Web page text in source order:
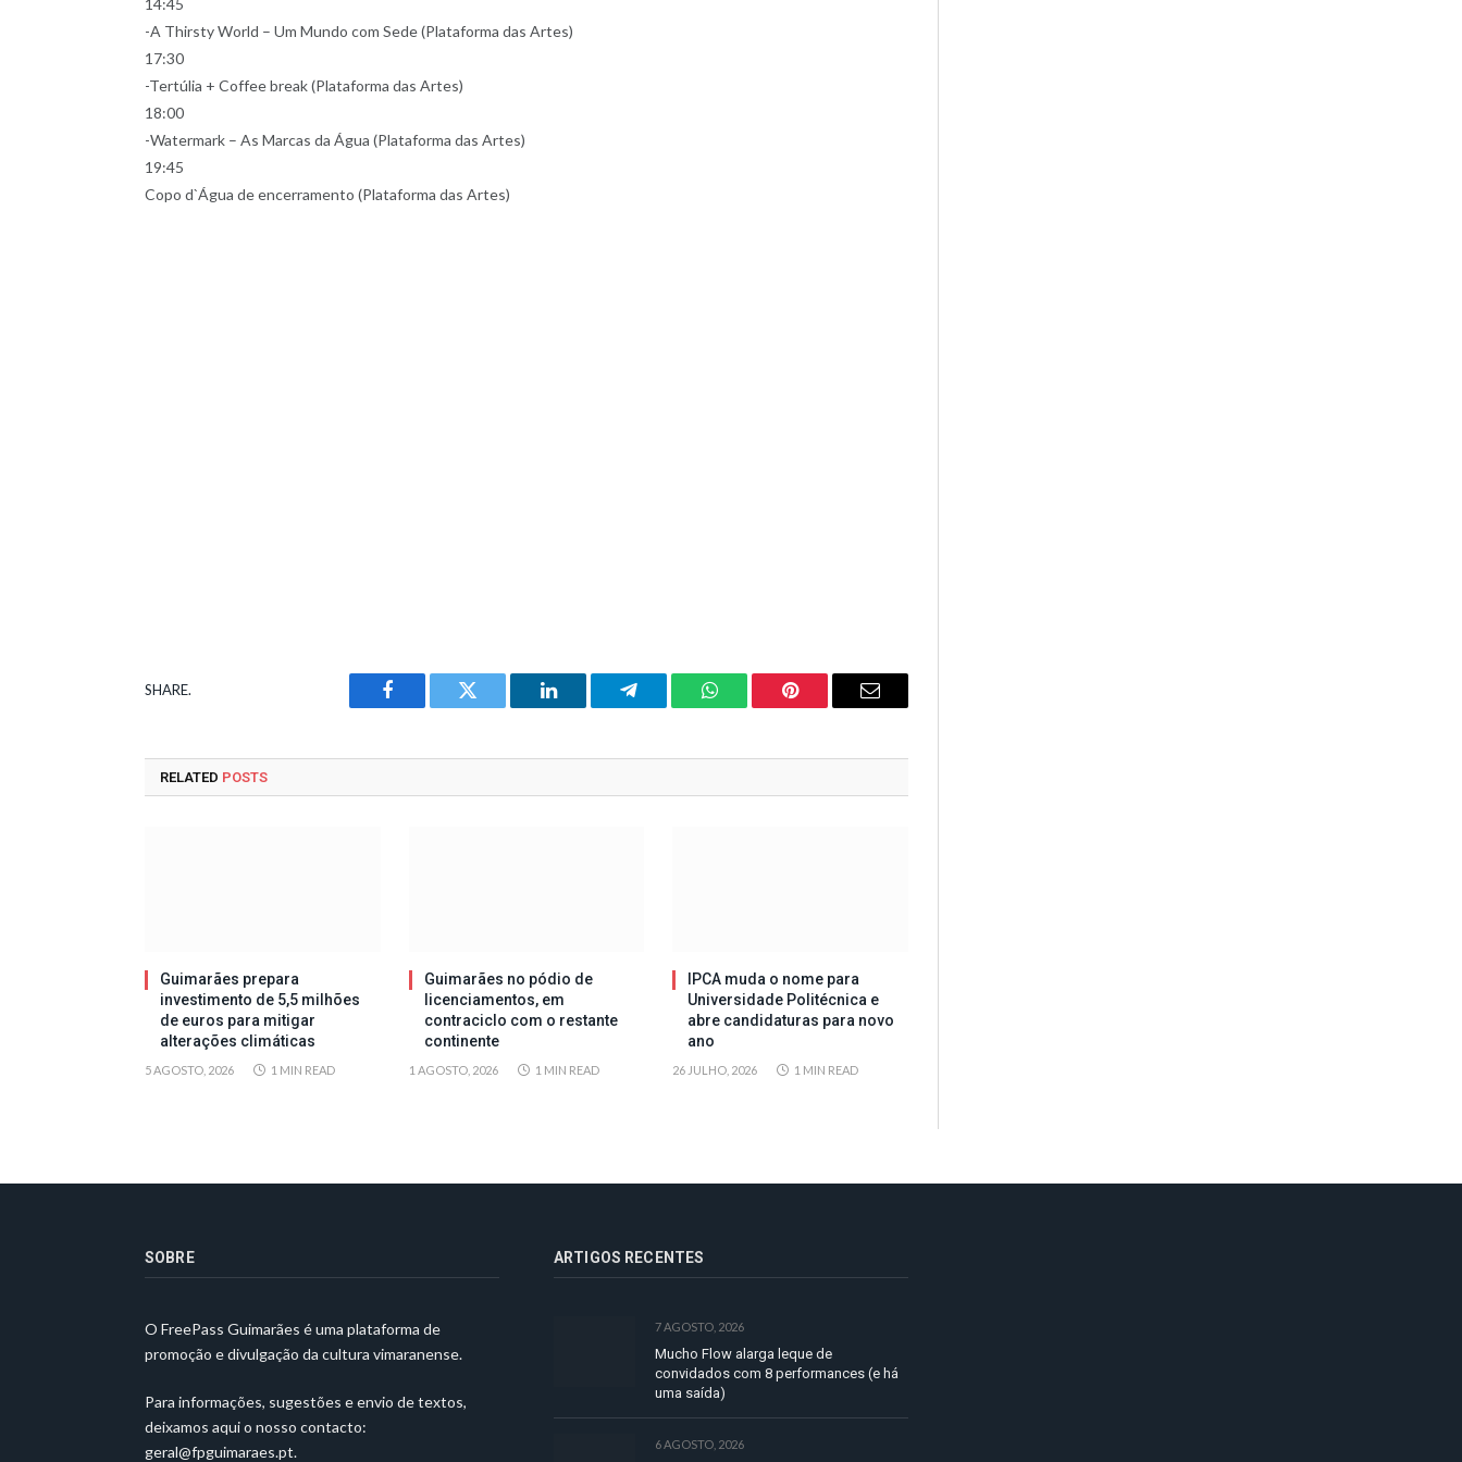
-A Thirsty World – Um Mundo com Sede (Plataforma das Artes)
17:30
-Tertúlia + Coffee break (Plataforma das Artes)
18:00
-Watermark – As Marcas da Água (Plataforma das Artes)
19:45
Copo d`Água de encerramento (Plataforma das Artes)
SHARE.
Facebook Twitter LinkedIn Telegram WhatsAppPinterest Email
RELATED POSTS
Guimarães prepara
investimento de 5,5 milhões
de euros para mitigar
alterações climáticas
5 AGOSTO, 2026 1 MIN READ
Guimarães no pódio de
licenciamentos, em
contraciclo com o restante
continente
1 AGOSTO, 2026 1 MIN READ
IPCA muda o nome para
Universidade Politécnica e
abre candidaturas para novo
ano
26 JULHO, 2026 1 MIN READ
SOBRE
O FreePass Guimarães é uma plataforma de
promoção e divulgação da cultura vimaranense.
Para informações, sugestões e envio de textos,
deixamos aqui o nosso contacto:
geral@fpguimaraes.pt.
ARTIGOS RECENTES
7 AGOSTO, 2026
Mucho Flow alarga leque de
convidados com 8 performances (e há
uma saída)
6 AGOSTO, 2026